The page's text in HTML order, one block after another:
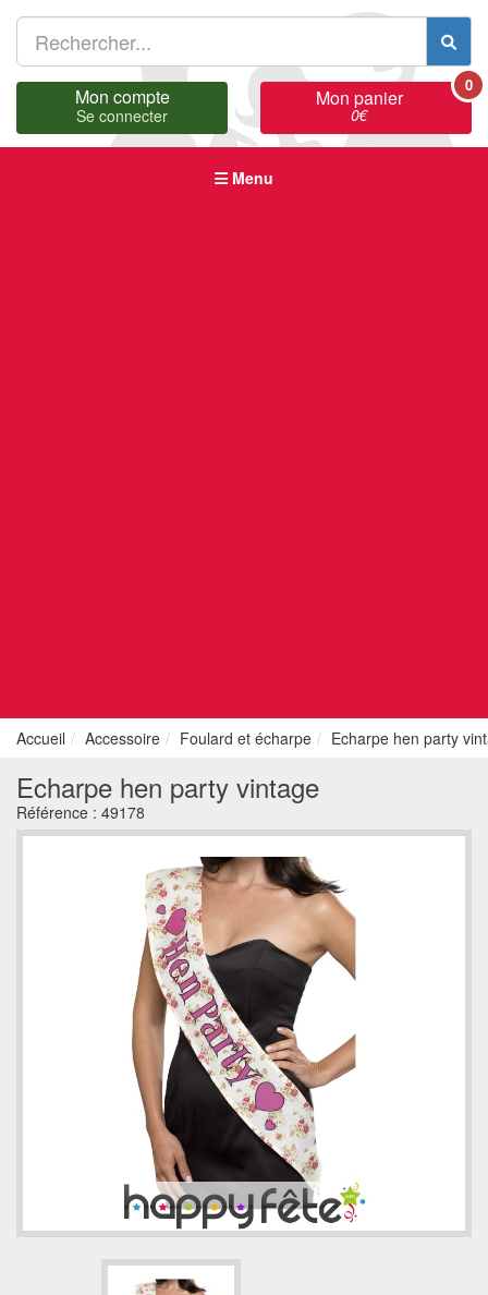
Mon compte
Se connecter
Mon panier
0€
0
Menu
Accueil Accessoire Foulard et écharpe Echarpe hen party
Echarpe hen party vintage
Référence : 49178